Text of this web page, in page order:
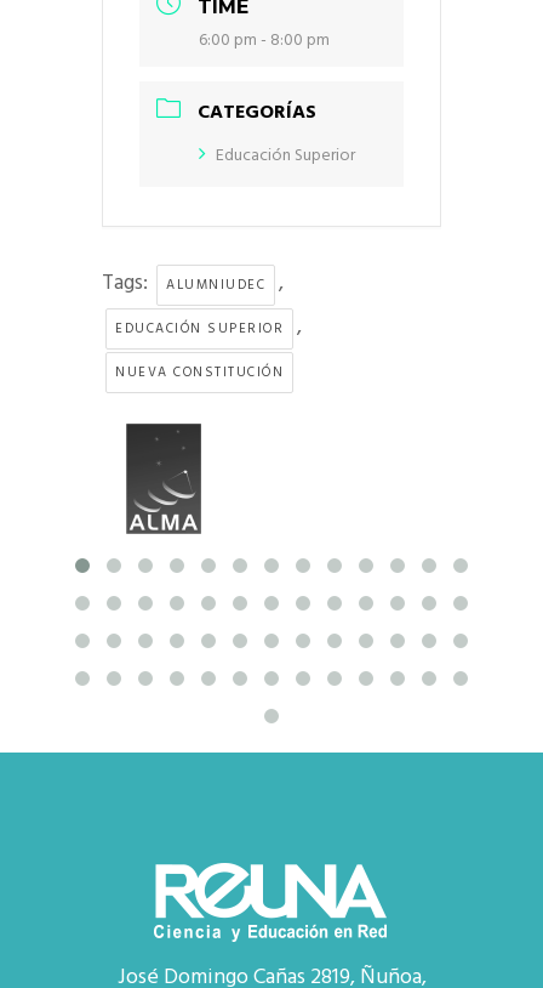
TIME
6:00 pm - 8:00 pm
CATEGORÍAS
Educación Superior
Tags: ALUMNIUDEC ,
EDUCACIÓN SUPERIOR ,
NUEVA CONSTITUCIÓN
José Domingo Cañas 2819, Ñuñoa,